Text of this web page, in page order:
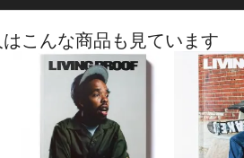
こんな商品も見ています